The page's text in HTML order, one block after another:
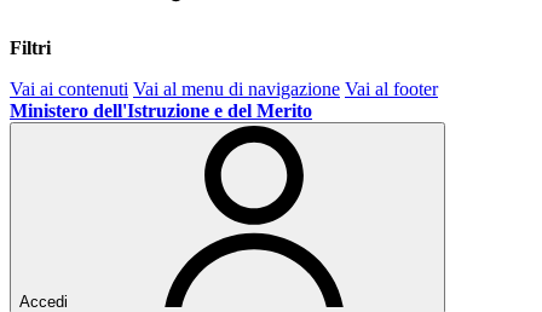
Filtri
Vai ai contenuti Vai al menu di navigazione Vai al footer
Ministero dell'Istruzione e del Merito
Accedi